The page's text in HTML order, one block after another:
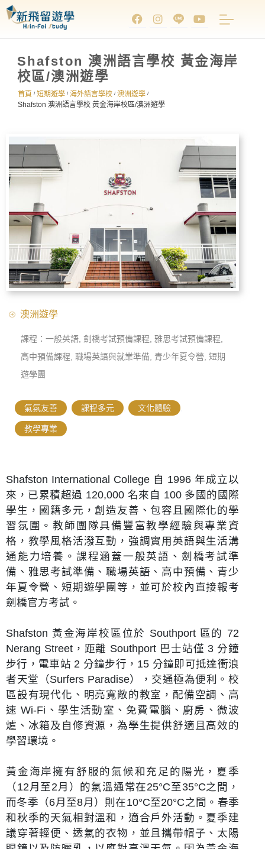
Shafston 澳洲語言學校 黃金海岸
校區/澳洲遊學
首頁 / 短期遊學 / 海外語言學校 / 澳洲遊學 /
Shafston 澳洲語言學校 黃金海岸校區/澳洲遊學
澳洲遊學
課程：一般英語, 劍橋考試預備課程, 雅思考試預備課程,
高中預備課程, 職場英語與就業準備, 青少年夏令營, 短期
遊學團
氣氛友善 課程多元 文化體驗
教學專業
Shafston International College 自 1996 年成立以
來，已累積超過 120,000 名來自 100 多國的國際
學生，國籍多元，創造友善、包容且國際化的學
習氛圍。教師團隊具備豐富教學經驗與專業資
格，教學風格活潑互動，強調實用英語與生活溝
通能力培養。課程涵蓋一般英語、劍橋考試準
備、雅思考試準備、職場英語、高中預備、青少
年夏令營、短期遊學團等，並可於校內直接報考
劍橋官方考試。
Shafston 黃金海岸校區位於 Southport 區的 72
Nerang Street，距離 Southport 巴士站僅 3 分鐘
步行，電車站 2 分鐘步行，15 分鐘即可抵達衝浪
者天堂（Surfers Paradise），交通極為便利。校
區設有現代化、明亮寬敞的教室，配備空調、高
速 Wi-Fi、學生活動室、免費電腦、廚房、微波
爐、冰箱及自修資源，為學生提供舒適且高效的
學習環境。
黃金海岸擁有舒服的氣候和充足的陽光，夏季
（12月至2月）的氣溫通常在25°C至35°C之間，
而冬季（6月至8月）則在10°C至20°C之間。春季
和秋季的天氣相對溫和，適合戶外活動。夏季建
議穿著輕便、透氣的衣物，並且攜帶帽子、太陽